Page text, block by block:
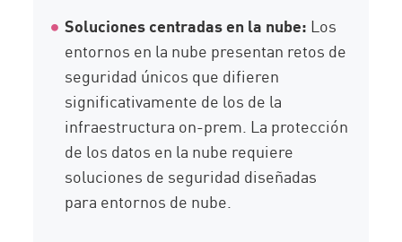
Soluciones centradas en la nube: Los
entornos en la nube presentan retos de
seguridad únicos que difieren
significativamente de los de la
infraestructura on-prem. La protección
de los datos en la nube requiere
soluciones de seguridad diseñadas
para entornos de nube.